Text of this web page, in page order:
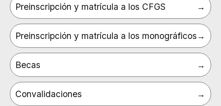
Preinscripción y matrícula a los CFGS
Preinscripción y matrícula a los monográficos
Becas
Convalidaciones